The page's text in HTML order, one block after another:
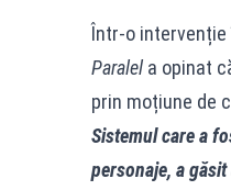
Într-o intervenție
Paralela opinat
prin moțiune de
Sistemul care a
personaje, a